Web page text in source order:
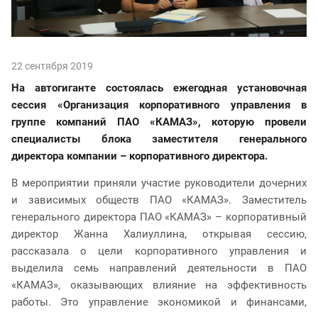
22 сентября 2019
На автогиганте состоялась ежегодная установочная
сессия «Организация корпоративного управления в
группе компаний ПАО «КАМАЗ», которую провели
специалисты блока заместителя генерального
директора компании – корпоративного директора.
В мероприятии приняли участие руководители дочерних
и зависимых обществ ПАО «КАМАЗ». Заместитель
генерального директора ПАО «КАМАЗ» – корпоративный
директор Жанна Халиуллина, открывая сессию,
рассказала о цели корпоративного управления и
выделила семь направлений деятельности в ПАО
«КАМАЗ», оказывающих влияние на эффективность
работы. Это управление экономикой и финансами,